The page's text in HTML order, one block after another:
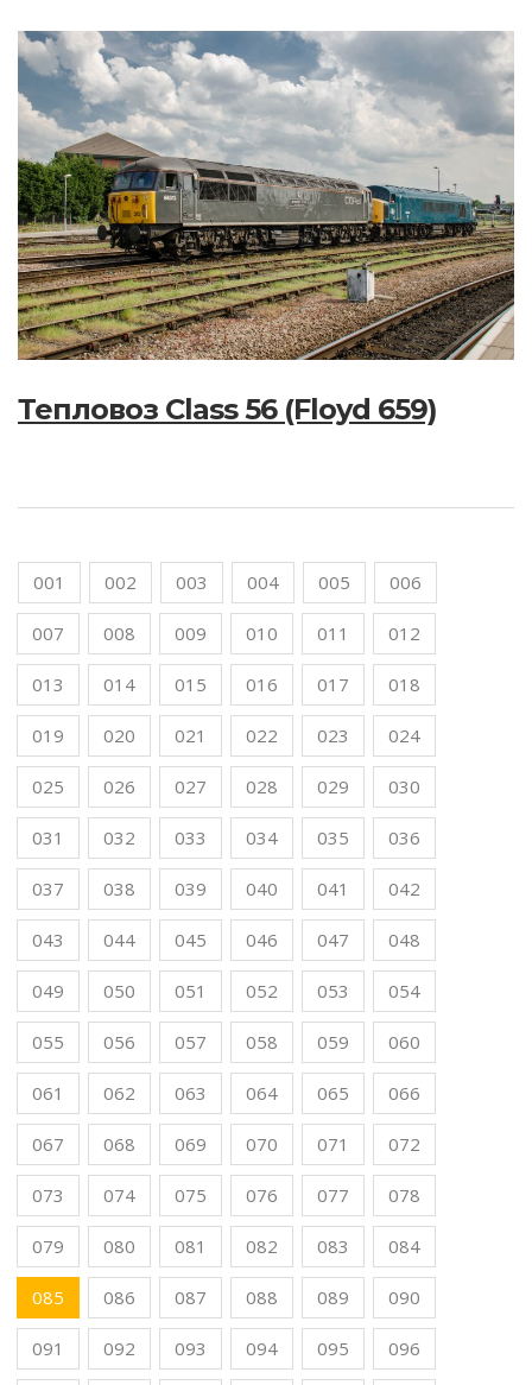
Тепловоз Class 56 (Floyd 659)
001 002 003 004 005 006
007 008 009 010 011 012
013 014 015 016 017 018
019 020 021 022 023 024
025 026 027 028 029 030
031 032 033 034 035 036
037 038 039 040 041 042
043 044 045 046 047 048
049 050 051 052 053 054
055 056 057 058 059 060
061 062 063 064 065 066
067 068 069 070 071 072
073 074 075 076 077 078
079 080 081 082 083 084
085 086 087 088 089 090
091 092 093 094 095 096